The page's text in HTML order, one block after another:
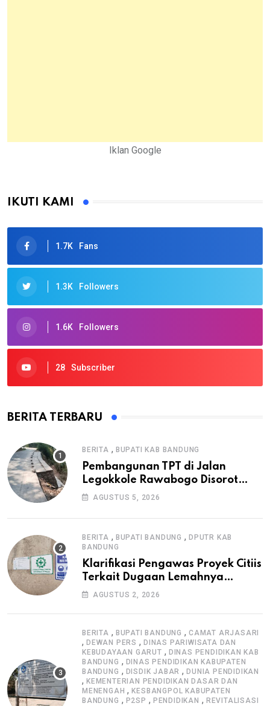
Iklan Google
IKUTI KAMI
1.7K Fans
1.3K Followers
1.6K Followers
28 Subscriber
BERITA TERBARU
BERITA , BUPATI KAB BANDUNG
Pembangunan TPT di Jalan
Legokkole Rawabogo Disorot
Warga, Selesai Tanpa Papan
AGUSTUS 5, 2026
BERITA , BUPATI BANDUNG ,DPUTR KAB
BANDUNG
Klarifikasi Pengawas Proyek Citiis
Terkait Dugaan Lemahnya
Pengawasan K3
AGUSTUS 2, 2026
BERITA , BUPATI BANDUNG ,CAMAT ARJASARI
, DEWAN PERS , DINAS PARIWISATA DAN
KEBUDAYAAN GARUT , DINAS PENDIDIKAN KAB
BANDUNG , DINAS PENDIDIKAN KABUPATEN
BANDUNG , DISDIK JABAR ,DUNIA PENDIDIKAN
, KEMENTERIAN PENDIDIKAN DASAR DAN
MENENGAH ,KESBANGPOL KABUPATEN
BANDUNG , P2SP , PENDIDIKAN , REVITALISASI